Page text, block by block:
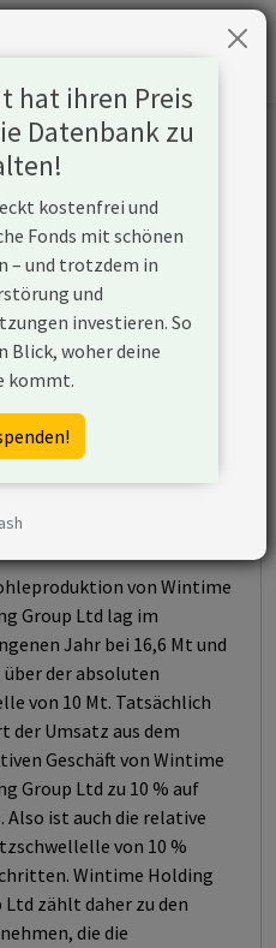
Holding Group Ltd
Holding Group Ltd ist ein
aus China, das (ggf.
betreibt und
von Wintime
Group Ltd lag im
Jahr bei 16,6 Mt und
der absoluten
von 10 Mt. Tatsächlich
der Umsatz aus dem
Geschäft von Wintime
Group Ltd zu 10 % auf
Also ist auch die relative
von 10 %
Wintime Holding
Ltd zählt daher zu den
die die
hat ihren Preis
Datenbank zu
kostenfrei und
Fonds mit schönen
– und trotzdem in
und
investieren. So
Blick, woher deine
kommt.